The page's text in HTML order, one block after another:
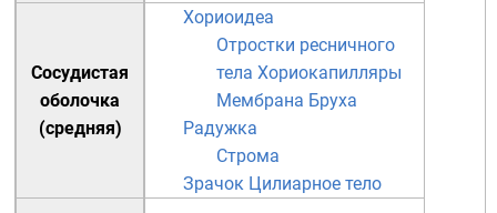
Сосудистая
оболочка
(средняя)
Хориоидеа
Отростки ресничного
тела Хориокапилляры
Мембрана Бруха
Радужка
Строма
Зрачок Цилиарное тело